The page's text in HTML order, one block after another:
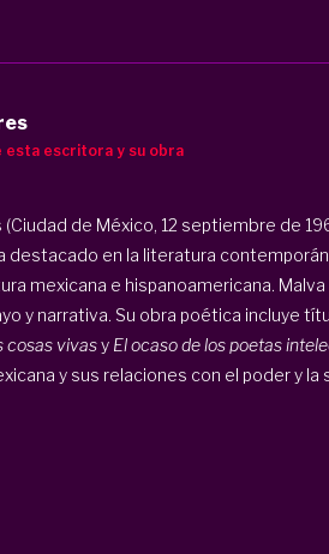
esta escritora y su obra
(Ciudad de México, 12 septiembre de
destacado en la literatura
mexicana e hispanoamericana.
y narrativa. Su obra poética incluye
cosas vivasy El ocaso de los poetas
y sus relaciones con el poder y la